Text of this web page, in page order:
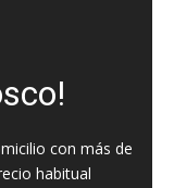
con más de
habitual